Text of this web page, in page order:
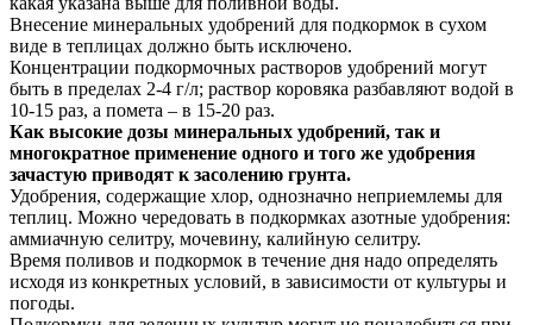
Внесение минеральных удобрений для подкормок в сухом
виде в теплицах должно быть исключено.
Концентрации подкормочных растворов удобрений могут
быть в пределах 2-4 г/л; раствор коровяка разбавляют водой в
10-15 раз, а помета – в 15-20 раз.
Как высокие дозы минеральных удобрений, так и
многократное применение одного и того же удобрения
зачастую приводят к засолению грунта.
Удобрения, содержащие хлор, однозначно неприемлемы для
теплиц. Можно чередовать в подкормках азотные удобрения:
аммиачную селитру, мочевину, калийную селитру.
Время поливов и подкормок в течение дня надо определять
исходя из конкретных условий, в зависимости от культуры и
погоды.